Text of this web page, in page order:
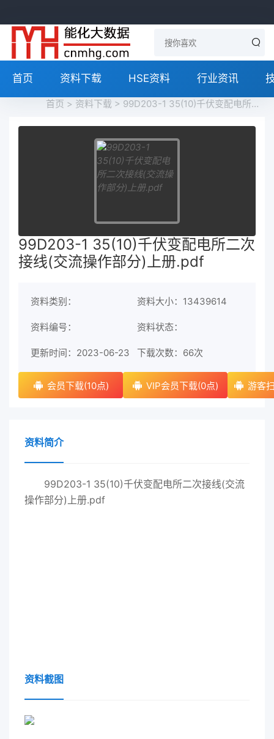
首页 资料下载 HSE资料 行业资讯
首页 > 资料下载 > 99D203-1 35(10)千伏变配电所二次接线(交流操作部分)上册.pdf
99D203-1 35(10)千伏变配电所二次
接线(交流操作部分)上册.pdf
资料类别： 资料大小：13439614
资料编号： 资料状态：
更新时间：2023-06-23 下载次数： 66次
会员下载(10点) VIP会员下载(0点) 游客
资料简介
99D203-1 35(10)千伏变配电所二次接线(交流
操作部分)上册.pdf
资料截图